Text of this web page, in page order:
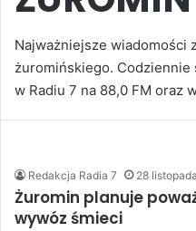
Najważniejsze wiadomości
żuromińskiego.
w Radiu 7 na 88,0 FM oraz
Redakcja Radia 7 28
Żuromin planuje
wywóz śmieci